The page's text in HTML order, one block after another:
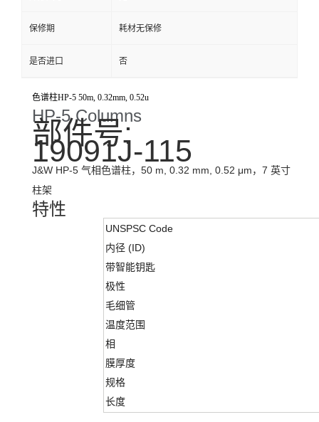
保修期 耗材无保修
是否进口 否
色谱柱HP-5 50m, 0.32mm, 0.52u
HP-5 Columns
部件号:
19091J-115
J&W HP-5 气相色谱柱，50 m, 0.32 mm, 0.52 μm，7 英寸
柱架
特性
UNSPSC Code
内径 (ID)
带智能钥匙
极性
毛细管
温度范围
相
膜厚度
规格
长度